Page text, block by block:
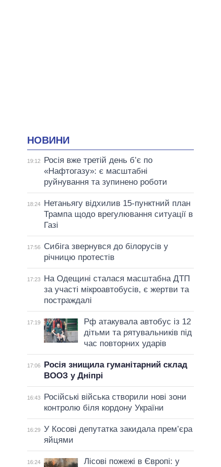
НОВИНИ
19:12
Росія вже третій день б’є по
«Нафтогазу»: є масштабні
руйнування та зупинено роботи
18:24
Нетаньягу відхилив 15-пунктний план
Трампа щодо врегулювання ситуації в
Газі
17:56
Сибіга звернувся до білорусів у
річницю протестів
17:23
На Одещині сталася масштабна ДТП
за участі мікроавтобусів, є жертви та
постраждалі
17:19
Рф атакувала автобус із 12
дітьми та рятувальників під
час повторних ударів
17:06
Росія знищила гуманітарний склад
ВООЗ у Дніпрі
16:43
Російські війська створили нові зони
контролю біля кордону України
16:29 У Косові депутатка закидала прем’єра
яйцями
16:24
Лісові пожежі в Європі: у